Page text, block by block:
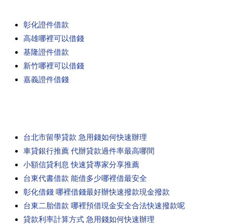
彰化證件借款
高雄哪裡可以借錢
基隆證件借款
新竹哪裡可以借錢
嘉義證件借錢
台北市留學貸款 急用錢如何快速辦理
車貸銀行推薦 代辦貸款過件率最高哪間
小額信貸利息 快速貸專家分享推薦
台東代書借款 能借多少哪裡借最安全
彰化借錢 哪裡借錢最好辦快速撥款現金撥款
台東二胎借款 哪裡預借現金安全合法快速撥款呢
貸款利率計算方式 急用錢如何快速辦理